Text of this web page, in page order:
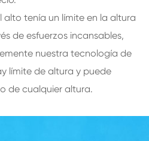
alto tenía un límite en la altura
de esfuerzos incansables,
nuestra tecnología de
límite de altura y puede
de cualquier altura.